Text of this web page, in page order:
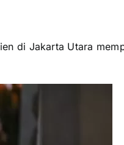
di Jakarta Utara